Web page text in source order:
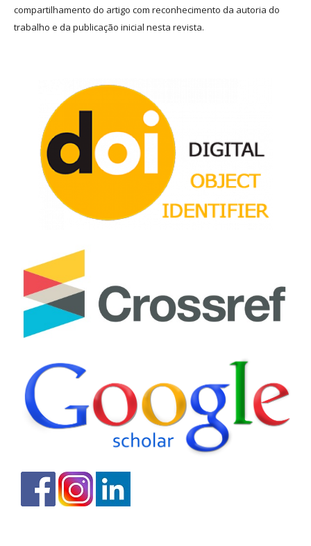
compartilhamento do artigo com reconhecimento da autoria do
trabalho e da publicação inicial nesta revista.